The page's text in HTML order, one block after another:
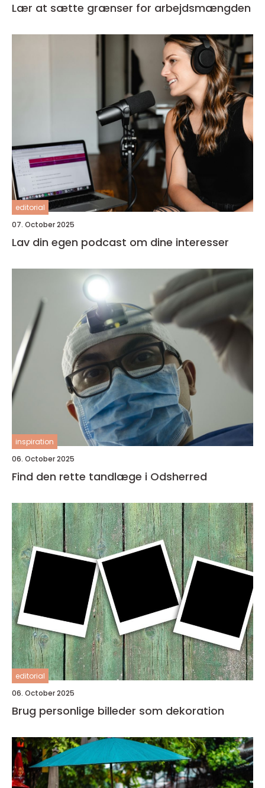
Lær at sætte grænser for arbejdsmængden
editorial
07. October 2025
Lav din egen podcast om dine interesser
inspiration
06. October 2025
Find den rette tandlæge i Odsherred
editorial
06. October 2025
Brug personlige billeder som dekoration